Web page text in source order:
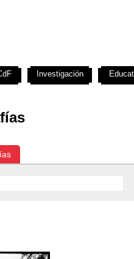
Investigación